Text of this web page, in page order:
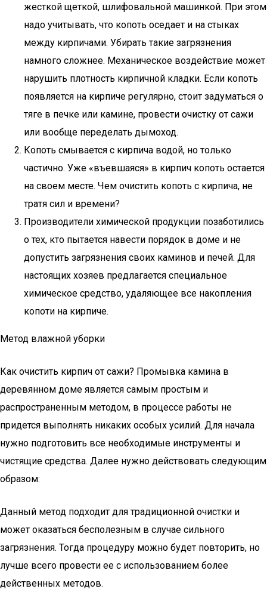
жесткой щеткой, шлифовальной машинкой. При этом
надо учитывать, что копоть оседает и на стыках
между кирпичами. Убирать такие загрязнения
намного сложнее. Механическое воздействие может
нарушить плотность кирпичной кладки. Если копоть
появляется на кирпиче регулярно, стоит задуматься о
тяге в печке или камине, провести очистку от сажи
или вообще переделать дымоход.
Копоть смывается с кирпича водой, но только
частично. Уже «въевшаяся» в кирпич копоть остается
на своем месте. Чем очистить копоть с кирпича, не
тратя сил и времени?
Производители химической продукции позаботились
о тех, кто пытается навести порядок в доме и не
допустить загрязнения своих каминов и печей. Для
настоящих хозяев предлагается специальное
химическое средство, удаляющее все накопления
копоти на кирпиче.
Метод влажной уборки
Как очистить кирпич от сажи? Промывка камина в
деревянном доме является самым простым и
распространенным методом, в процессе работы не
придется выполнять никаких особых усилий. Для начала
нужно подготовить все необходимые инструменты и
чистящие средства. Далее нужно действовать следующим
образом:
Данный метод подходит для традиционной очистки и
может оказаться бесполезным в случае сильного
загрязнения. Тогда процедуру можно будет повторить, но
лучше всего провести ее с использованием более
действенных методов.